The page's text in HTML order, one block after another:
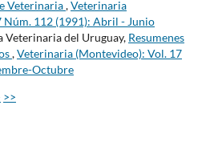
Veterinaria,Veterinaria
Núm. 112 (1991): Abril - Junio
Veterinaria del Uruguay, Resumenes
,Veterinaria (Montevideo): Vol. 17
Octubre
>>